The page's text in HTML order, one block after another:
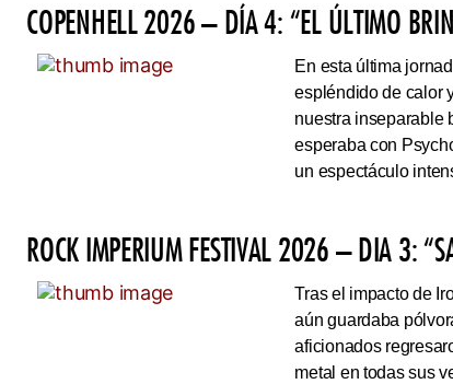
COPENHELL 2026 – DÍA 4: “EL ÚLTIMO
En esta última
espléndido de calor
nuestra inseparable
esperaba con
un espectáculo
ROCK IMPERIUM FESTIVAL 2026 – DIA 3:
Tras el impacto de
aún guardaba
aficionados
metal en todas sus